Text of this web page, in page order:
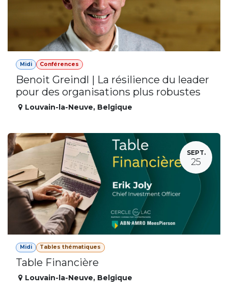
Midi Conférences
Benoit Greindl | La résilience du leader
pour des organisations plus robustes
Louvain-la-Neuve, Belgique
SEPT.
25
Midi Tables thématiques
Table Financière
Louvain-la-Neuve, Belgique